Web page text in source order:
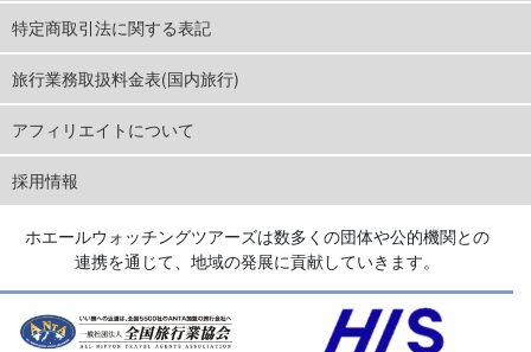
特定商取引法に関する表記
旅行業務取扱料金表(国内旅行)
アフィリエイトについて
採用情報
ホエールウォッチングツアーズは数多くの団体や公的機関との
連携を通じて、地域の発展に貢献していきます。